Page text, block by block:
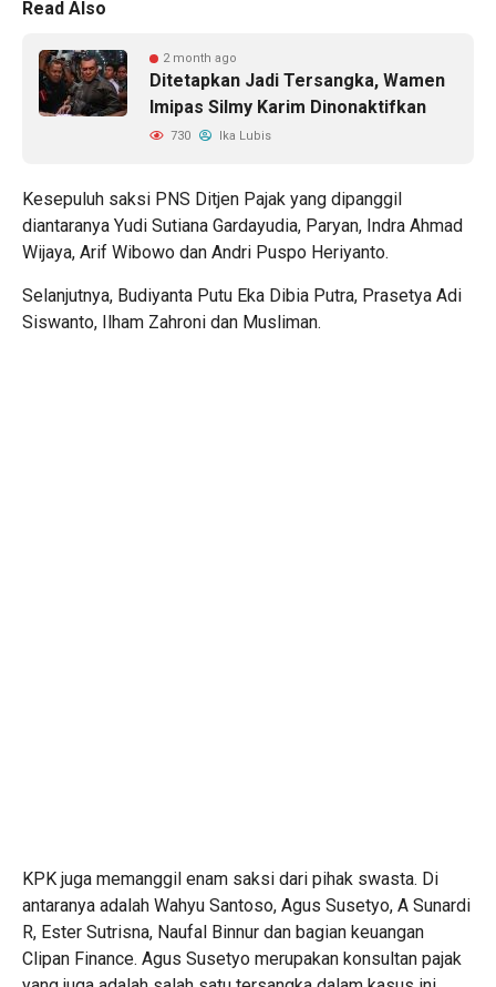
Read Also
2 month ago
Ditetapkan Jadi Tersangka, Wamen
Imipas Silmy Karim Dinonaktifkan
730 Ika Lubis
Kesepuluh saksi PNS Ditjen Pajak yang dipanggil
diantaranya Yudi Sutiana Gardayudia, Paryan, Indra Ahmad
Wijaya, Arif Wibowo dan Andri Puspo Heriyanto.
Selanjutnya, Budiyanta Putu Eka Dibia Putra, Prasetya Adi
Siswanto, Ilham Zahroni dan Musliman.
KPK juga memanggil enam saksi dari pihak swasta. Di
antaranya adalah Wahyu Santoso, Agus Susetyo, A Sunardi
R, Ester Sutrisna, Naufal Binnur dan bagian keuangan
Clipan Finance. Agus Susetyo merupakan konsultan pajak